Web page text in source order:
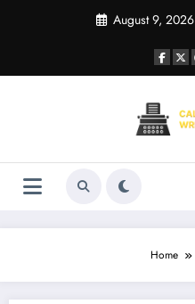
August 9, 2026
Home